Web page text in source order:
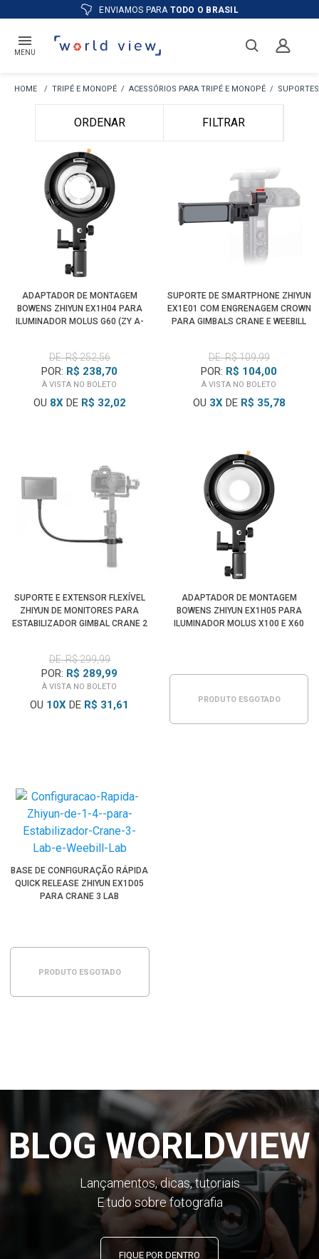
ENVIAMOS PARA TODO O BRASIL
MENU
TRIPÉ E MONOPÉ ACESSÓRIOS PARA TRIPÉ E MONOPÉ
ORDENAR FILTRAR
ADAPTADOR DE MONTAGEM
BOWENS ZHIYUN EX1H04 PARA
ILUMINADOR MOLUS G60 (ZY A-
DE: R$ 252,56
POR: R$ 238,70
À VISTA NO BOLETO
OU 8XDE R$ 32,02
SUPORTE DE SMARTPHONE ZHIYUN
EX1E01 COM ENGRENAGEM CROWN
PARA GIMBALS CRANE E WEEBILL
DE: R$ 109,99
POR: R$ 104,00
À VISTA NO BOLETO
OU 3XDE R$ 35,78
SUPORTE E EXTENSOR FLEXÍVEL
ZHIYUN DE MONITORES PARA
ESTABILIZADOR GIMBAL CRANE 2
DE: R$ 299,99
POR: R$ 289,99
À VISTA NO BOLETO
OU 10X DE R$ 31,61
ADAPTADOR DE MONTAGEM
BOWENS ZHIYUN EX1H05 PARA
ILUMINADOR MOLUS X100 E X60
PRODUTO ESGOTADO
BASE DE CONFIGURAÇÃO RÁPIDA
QUICK RELEASE ZHIYUN EX1D05
PARA CRANE 3 LAB
PRODUTO ESGOTADO
BLOG WORLDVIEW
Lançamentos, dicas, tutoriais
E tudo sobre fotografia
FIQUE POR DENTRO